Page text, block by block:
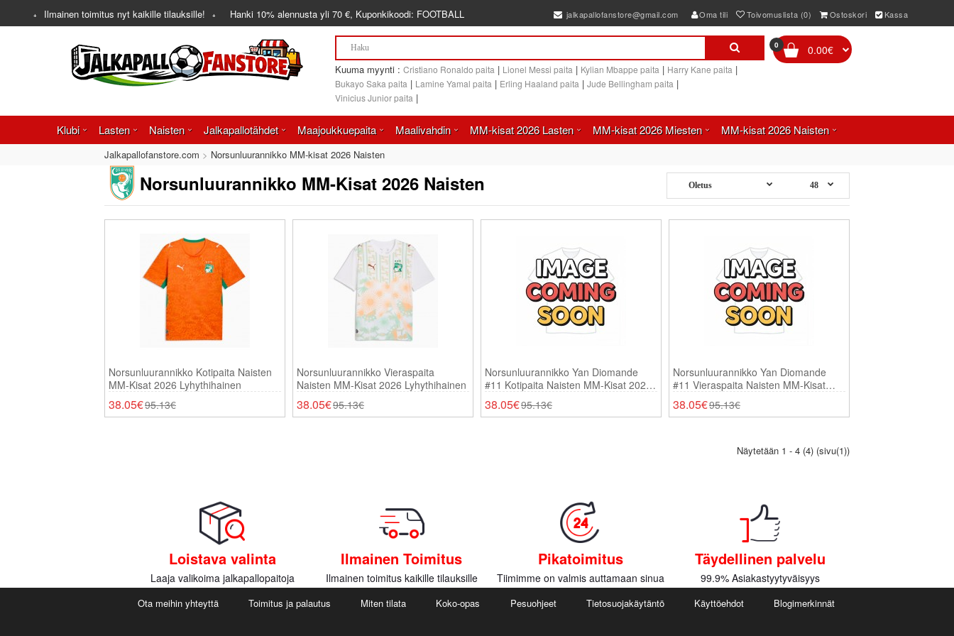
Ilmainen toimitus nyt kaikille tilauksille! Hanki 10% alennusta yli 70 €, Kuponkikoodi: FOOTBALL jalkapallofanstore@gmail.com Oma tili Toivomuslista (0) Ostoskori Kassa
Kuuma myynti : Cristiano Ronaldo paita | Lionel Messi paita | Kylian Mbappe paita | Harry Kane paita |
Bukayo Saka paita | Lamine Yamal paita | Erling Haaland paita | Jude Bellingham paita |
Vinicius Junior paita |
0 0.00€
Klubi Lasten Naisten Jalkapallotähdet Maajoukkuepaita Maalivahdin MM-kisat 2026 Lasten MM-kisat 2026 Miesten MM-kisat 2026 Naisten
Jalkapallofanstore.com Norsunluurannikko MM-kisat 2026 Naisten
Norsunluurannikko MM-Kisat 2026 Naisten
Norsunluurannikko Kotipaita Naisten
MM-Kisat 2026 Lyhythihainen
38.05€95.13€
Norsunluurannikko Vieraspaita
Naisten MM-Kisat 2026 Lyhythihainen
38.05€95.13€
Norsunluurannikko Yan Diomande
#11 Kotipaita Naisten MM-Kisat 2026
Lyhythihainen
38.05€95.13€
Norsunluurannikko Yan Diomande
#11 Vieraspaita Naisten MM-Kisat
2026 Lyhythihainen
38.05€95.13€
Näytetään 1 - 4 (4) (sivu(1))
Loistava valinta
Laaja valikoima jalkapallopaitoja
Ilmainen Toimitus
Ilmainen toimitus kaikille tilauksille
Pikatoimitus
Tiimimme on valmis auttamaan sinua
Täydellinen palvelu
99.9% Asiakastyytyväisyys
Ota meihin yhteyttä Toimitus ja palautus Miten tilata Koko-opas Pesuohjeet Tietosuojakäytäntö Käyttöehdot Blogimerkinnät